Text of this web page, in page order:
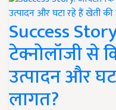
Success
टेक्नोलॉजी से
उत्पादन और
लागत?